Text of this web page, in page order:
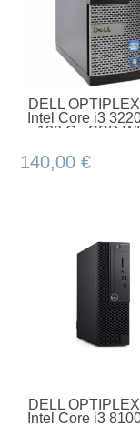
EN STOCK
DELL
Intel Core i3
120 Go SSD
140,00 €
EN STOCK
DELL
Intel Core i3